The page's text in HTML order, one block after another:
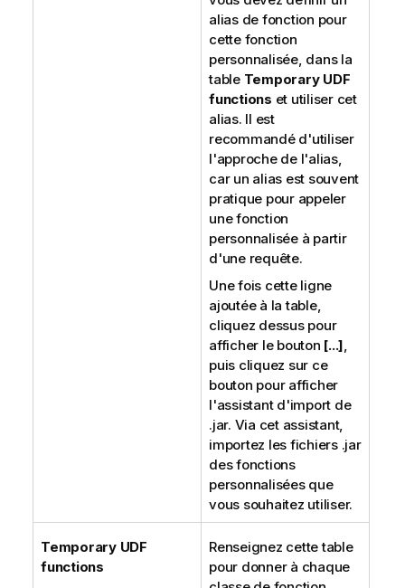
alias de fonction pour
cette fonction
personnalisée, dans la
table Temporary UDF
functions et utiliser cet
alias. Il est
recommandé d'utiliser
l'approche de l'alias,
car un alias est souvent
pratique pour appeler
une fonction
personnalisée à partir
d'une requête.
Une fois cette ligne
ajoutée à la table,
cliquez dessus pour
afficher le bouton [...],
puis cliquez sur ce
bouton pour afficher
l'assistant d'import de
.jar. Via cet assistant,
importez les fichiers .jar
des fonctions
personnalisées que
vous souhaitez utiliser.
Temporary UDF
functions
Renseignez cette table
pour donner à chaque